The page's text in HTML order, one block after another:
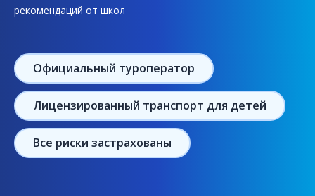
рекомендаций от школ
Официальный туроператор
Лицензированный транспорт для детей
Все риски застрахованы